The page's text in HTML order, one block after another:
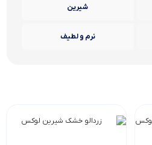
شیرین
نرم و لطیف